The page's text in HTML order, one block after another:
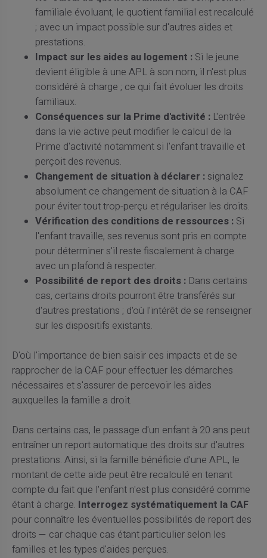
familiale évoluant, le quotient familial est recalculé
; avec un impact possible sur d'autres aides et
prestations.
Impact sur les aides au logement : Si le jeune
devient éligible à une APL à son nom, il n'est plus
considéré à charge ; ce qui fait évoluer les droits
familiaux.
Conséquences sur la Prime d'activité : L'entrée
dans la vie active peut modifier le calcul de la
Prime d'activité notamment si l'enfant travaille et
perçoit des revenus.
Changement de situation à déclarer : signalez
absolument ce changement de situation à la CAF
pour éviter tout trop-perçu et régulariser les droits.
Vérification des conditions de ressources : Si
l'enfant travaille, ses revenus sont pris en compte
pour déterminer s'il reste fiscalement à charge
avec un plafond à respecter.
Possibilité de report des droits : Dans certains
cas, certains droits pourront être transférés sur
d'autres prestations ; d'où l'intérêt de se renseigner
sur les dispositifs existants.
D'où l'importance de bien saisir ces impacts et de se
rapprocher de la CAF pour effectuer les démarches
nécessaires et s'assurer de percevoir les aides
auxquelles la famille a droit.
Dans certains cas, le passage d'un enfant à 20 ans peut
entraîner un report automatique des droits sur d'autres
prestations. Ainsi, si la famille bénéficie d'une APL, le
montant de cette aide peut être recalculé en tenant
compte du fait que l'enfant n'est plus considéré comme
étant à charge. Interrogez systématiquement la CAF
pour connaître les éventuelles possibilités de report des
droits — car chaque cas étant particulier selon les
familles et les types d'aides perçues.